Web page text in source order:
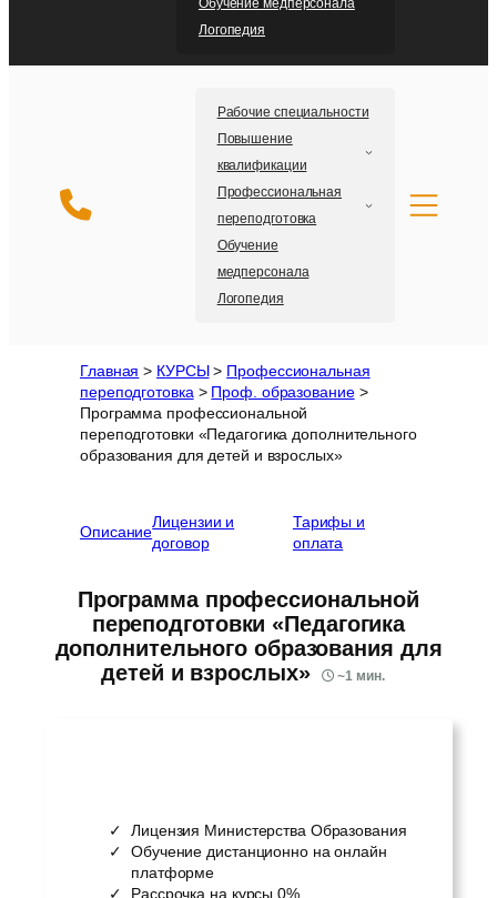
Логопедия
Рабочие специальности
Повышение
квалификации
Профессиональная
переподготовка
Обучение
медперсонала
Логопедия
Главная > КУРСЫ> Профессиональная
переподготовка > Проф. образование>
Программа профессиональной
переподготовки «Педагогика дополнительного
образования для детей и взрослых»
Описание
Лицензии и
договор
Тарифы и
оплата
Программа профессиональной
переподготовки «Педагогика
дополнительного образования для
детей и взрослых»
~1 мин.
Лицензия Министерства Образования
Обучение дистанционно на онлайн
платформе
Рассрочка на курсы 0%